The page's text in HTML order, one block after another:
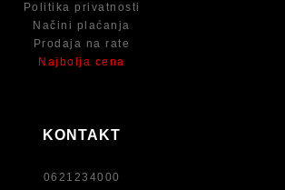
Politika privatnosti
Načini plaćanja
Prodaja na rate
Najbolja cena
KONTAKT
0621234000